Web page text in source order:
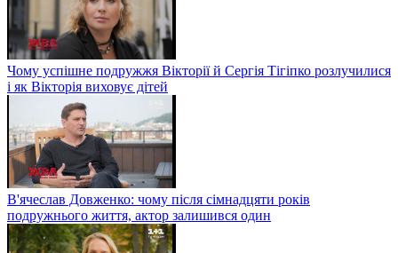
Чому успішне подружжя Вікторії й Сергія Тігіпко розлучилися
і як Вікторія виховує дітей
В'ячеслав Довженко: чому після сімнадцяти років
подружнього життя, актор залишився один